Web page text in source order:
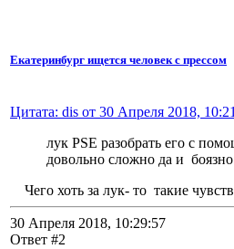
Екатеринбург ищется человек с прессом
Цитата: dis от 30 Апреля 2018,
лук PSE разобрать его с
довольно сложно да и
Чего хоть за лук- то такие
30 Апреля 2018, 10:29:57
Ответ #2